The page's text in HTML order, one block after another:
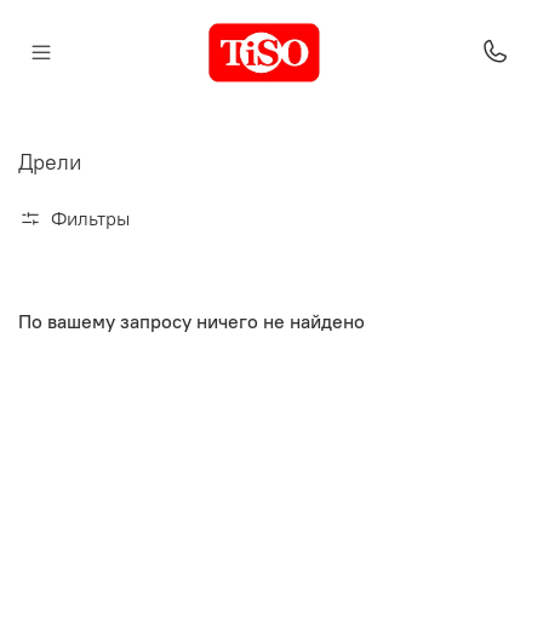
Дрели
Фильтры
По вашему запросу ничего не найдено